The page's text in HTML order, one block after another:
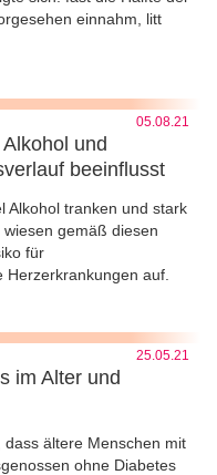
einnahm, litt
05.08.21
und
beeinflusst
Alkohol tranken und stark
gemäß diesen
für
auf.
25.05.21
im Alter und
ältere Menschen mit
ohne Diabetes